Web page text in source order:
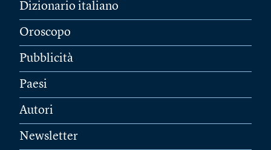
Dizionario italiano
Oroscopo
Pubblicità
Paesi
Autori
Newsletter